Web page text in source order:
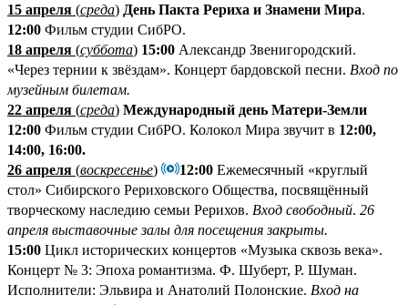
15 апреля (среда) День Пакта Рериха и Знамени Мира.
12:00 Фильм студии СибРО.
18 апреля (суббота) 15:00 Александр Звенигородский.
«Через тернии к звёздам». Концерт бардовской песни. Вход по
музейным билетам.
22 апреля (среда) Международный день Матери-Земли
12:00 Фильм студии СибРО. Колокол Мира звучит в 12:00,
14:00, 16:00.
26 апреля (воскресенье) 12:00 Ежемесячный «круглый
стол» Сибирского Рериховского Общества, посвящённый
творческому наследию семьи Рерихов. Вход свободный. 26
апреля выставочные залы для посещения закрыты.
15:00 Цикл исторических концертов «Музыка сквозь века».
Концерт № 3: Эпоха романтизма. Ф. Шуберт, Р. Шуман.
Исполнители: Эльвира и Анатолий Полонские. Вход на